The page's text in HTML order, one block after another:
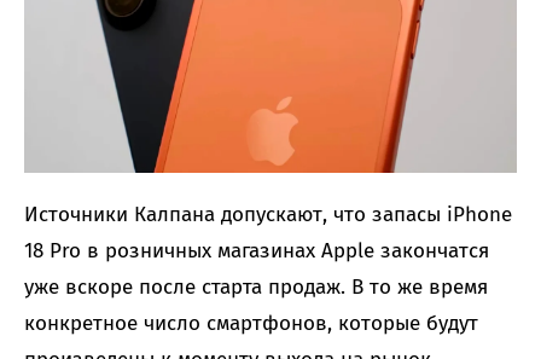
Источники Калпана допускают, что запасы iPhone
18 Pro в розничных магазинах Apple закончатся
уже вскоре после старта продаж. В то же время
конкретное число смартфонов, которые будут